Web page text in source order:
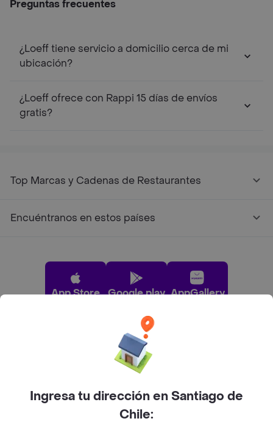
Preguntas frecuentes
¿Loeff tiene servicio a domicilio cerca de mi
ubicación?
¿Loeff ofrece con Rappi 15 días de envíos
gratis?
Top Marcas y Cadenas de Restaurantes
Encuéntranos en estos países
App Store Google play AppGallery
Pide tu comida favorita cerca de ti
Categorías
Ingresa tu dirección en Santiago de
Chile: